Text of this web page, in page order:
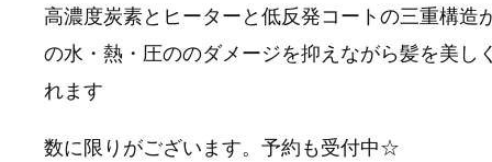
高濃度炭素とヒーターと低反発コートの三重構造
の水・熱・圧ののダメージを抑えながら髪を美し
れます
数に限りがございます。予約も受付中☆